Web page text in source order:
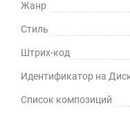
Жанр
Стиль
Штрих-код
Идентификатор на
Список композиций